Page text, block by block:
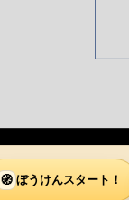
🧭 ぼうけんスタート！